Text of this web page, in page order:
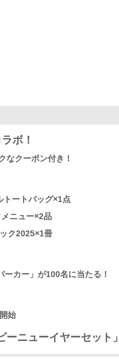
ボ！
なクーポン付き！
トートバッグ×1点
ニュー×2品
ク2025×1冊
カー」が100名に当たる！
始
ーニューイヤーセット